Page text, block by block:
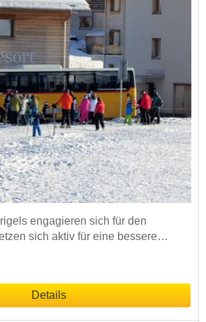
engagieren sich für den
sich aktiv für eine bessere…
Details